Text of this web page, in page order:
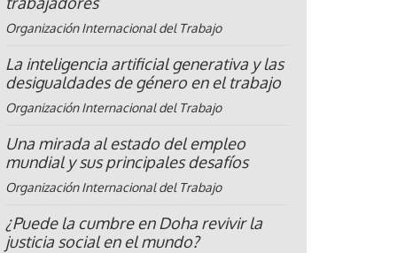
Organización Internacional del Trabajo
La inteligencia artificial generativa y las
desigualdades de género en el trabajo
Organización Internacional del Trabajo
Una mirada al estado del empleo
mundial y sus principales desafíos
Organización Internacional del Trabajo
¿Puede la cumbre en Doha revivir la
justicia social en el mundo?